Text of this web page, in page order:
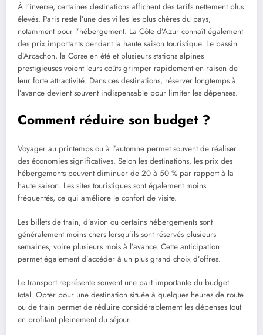
À l’inverse, certaines destinations affichent des tarifs nettement plus
élevés. Paris reste l’une des villes les plus chères du pays,
notamment pour l’hébergement. La Côte d’Azur connaît également
des prix importants pendant la haute saison touristique. Le bassin
d’Arcachon, la Corse en été et plusieurs stations alpines
prestigieuses voient leurs coûts grimper rapidement en raison de
leur forte attractivité. Dans ces destinations, réserver longtemps à
l’avance devient souvent indispensable pour limiter les dépenses.
Comment réduire son budget ?
Voyager au printemps ou à l’automne permet souvent de réaliser
des économies significatives. Selon les destinations, les prix des
hébergements peuvent diminuer de 20 à 50 % par rapport à la
haute saison. Les sites touristiques sont également moins
fréquentés, ce qui améliore le confort de visite.
Les billets de train, d’avion ou certains hébergements sont
généralement moins chers lorsqu’ils sont réservés plusieurs
semaines, voire plusieurs mois à l’avance. Cette anticipation
permet également d’accéder à un plus grand choix d’offres.
Le transport représente souvent une part importante du budget
total. Opter pour une destination située à quelques heures de route
ou de train permet de réduire considérablement les dépenses tout
en profitant pleinement du séjour.